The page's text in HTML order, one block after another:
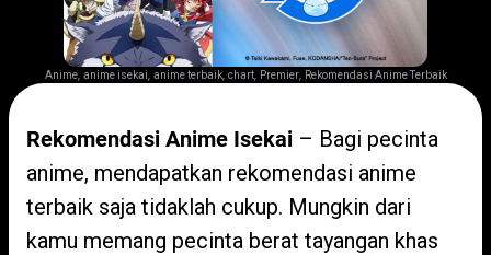
Anime, anime isekai, anime terbaik, chart, Premier, Rekomendasi Anime Terbaik
Rekomendasi Anime Isekai – Bagi pecinta
anime, mendapatkan rekomendasi anime
terbaik saja tidaklah cukup. Mungkin dari
kamu memang pecinta berat tayangan khas